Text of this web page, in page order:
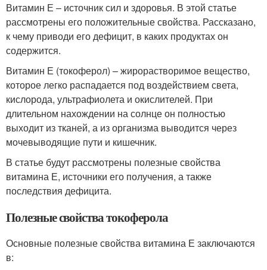
Витамин Е – источник сил и здоровья. В этой статье
рассмотрены его положительные свойства. Рассказано,
к чему приводи его дефицит, в каких продуктах он
содержится.
Витамин Е (токоферол) – жирорастворимое вещество,
которое легко распадается под воздействием света,
кислорода, ультрафиолета и окислителей. При
длительном нахождении на солнце он полностью
выходит из тканей, а из организма выводится через
мочевыводящие пути и кишечник.
В статье будут рассмотрены полезные свойства
витамина Е, источники его получения, а также
последствия дефицита.
Полезные свойства токоферола
Основные полезные свойства витамина Е заключаются
в: